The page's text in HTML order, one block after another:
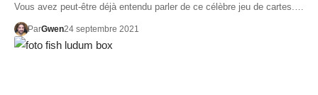
Vous avez peut-être déjà entendu parler de ce célèbre jeu de cartes.…
ParGwen24 septembre 2021